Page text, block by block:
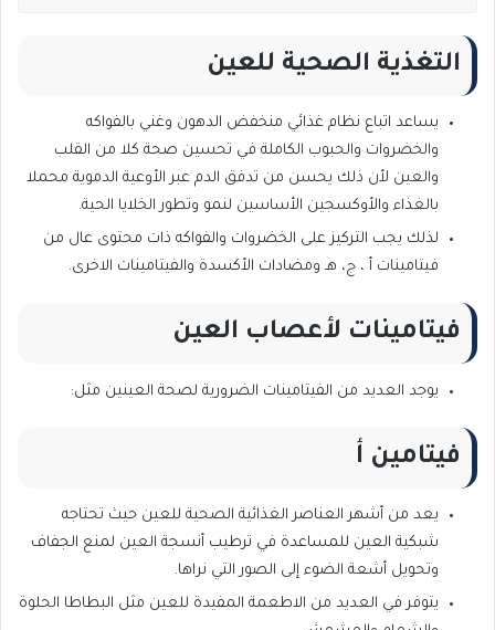
التغذية الصحية للعين
يساعد اتباع نظام غذائي منخفض الدهون وغني بالفواكه
والخضروات والحبوب الكاملة في تحسين صحة كلا من القلب
والعين لأن ذلك يحسن من تدفق الدم عبر الأوعية الدموية محملا
بالغذاء والأوكسجين الأساسين لنمو وتطور الخلايا الحية.
لذلك يجب التركيز على الخضروات والفواكه ذات محتوى عال من
فيتامينات أ ، ج، هـ ومضادات الأكسدة والفيتامينات الاخرى.
فيتامينات لأعصاب العين
يوجد العديد من الفيتامينات الضرورية لصحة العينين مثل:
فيتامين أ
يعد من أشهر العناصر الغذائية الصحية للعين حيث تحتاجه
شبكية العين للمساعدة في ترطيب أنسجة العين لمنع الجفاف
وتحويل أشعة الضوء إلى الصور التي نراها.
يتوفر في العديد من الاطعمة المفيدة للعين مثل البطاطا الحلوة